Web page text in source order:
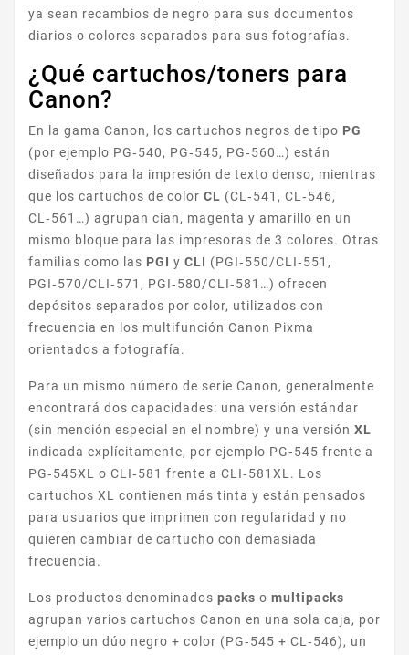
PIXMA IX
PIXMA PRO
HP LASERJET M
ya sean recambios de negro para sus documentos
diarios o colores separados para sus fotografías.
¿Qué cartuchos/toners para
Canon?
En la gama Canon, los cartuchos negros de tipo PG
(por ejemplo PG‑540, PG‑545, PG‑560…) están
diseñados para la impresión de texto denso, mientras
que los cartuchos de color CL (CL‑541, CL‑546,
CL‑561…) agrupan cian, magenta y amarillo en un
mismo bloque para las impresoras de 3 colores. Otras
familias como las PGI y CLI (PGI‑550/CLI‑551,
PGI‑570/CLI‑571, PGI‑580/CLI‑581…) ofrecen
depósitos separados por color, utilizados con
frecuencia en los multifunción Canon Pixma
orientados a fotografía.
Para un mismo número de serie Canon, generalmente
encontrará dos capacidades: una versión estándar
(sin mención especial en el nombre) y una versión XL
indicada explícitamente, por ejemplo PG‑545 frente a
PG‑545XL o CLI‑581 frente a CLI‑581XL. Los
cartuchos XL contienen más tinta y están pensados
para usuarios que imprimen con regularidad y no
quieren cambiar de cartucho con demasiada
frecuencia.
Los productos denominados packs o multipacks
agrupan varios cartuchos Canon en una sola caja, por
ejemplo un dúo negro + color (PG‑545 + CL‑546), un